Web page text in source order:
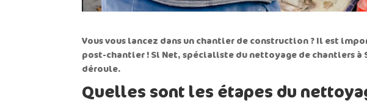
Vous vous lancez dans un chantier de construction ? Il est
post-chantier ! Si Net, spécialiste du nettoyage de chantiers à
déroule.
Quelles sont les étapes du